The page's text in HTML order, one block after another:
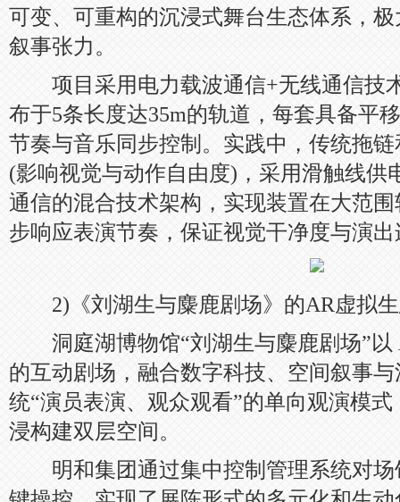
可变、可重构的沉浸式舞台生态体系，
叙事张力。
项目采用电力载波通信+无线通信技
布于5条长度达35m的轨道，每套具备平
节奏与音乐同步控制。实践中，传统拖
(影响视觉与动作自由度)，采用滑触线供
通信的混合技术架构，实现装置在大范
步响应表演节奏，保证视觉干净度与演
2)《刘湖生与麋鹿剧场》的AR虚拟生
洞庭湖博物馆“刘湖生与麋鹿剧场”以
的互动剧场，融合数字科技、空间叙事
统“演员表演、观众观看”的单向观演模式
浸构建双层空间。
明和集团通过集中控制管理系统对场